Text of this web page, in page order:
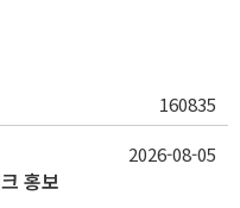
160835
홍보
2026-08-05